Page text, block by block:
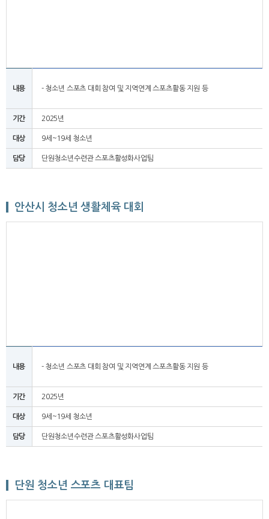
내용 - 청소년 스포츠 대회 참여 및 지역연계 스포츠활동 지원 등
기간 2025년
대상 9세~19세 청소년
담당 단원청소년수련관 스포츠활성화사업팀
안산시 청소년 생활체육 대회
내용 - 청소년 스포츠 대회 참여 및 지역연계 스포츠활동 지원 등
기간 2025년
대상 9세~19세 청소년
담당 단원청소년수련관 스포츠활성화사업팀
단원 청소년 스포츠 대표팀